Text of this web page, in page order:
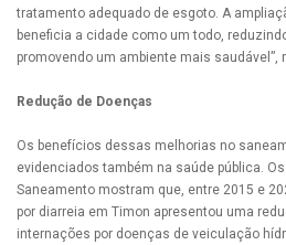
tratamento adequado de esgoto. A
beneficia a cidade como um todo,
promovendo um ambiente mais saudável”,
Redução de Doenças
Os benefícios dessas melhorias no
evidenciados também na saúde pública.
Saneamento mostram que, entre 2015 e
por diarreia em Timon apresentou uma
internações por doenças de veiculação